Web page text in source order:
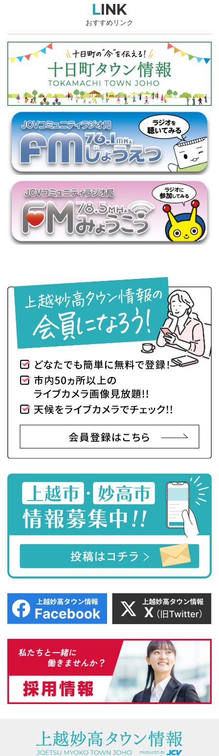
LINK
おすすめリンク